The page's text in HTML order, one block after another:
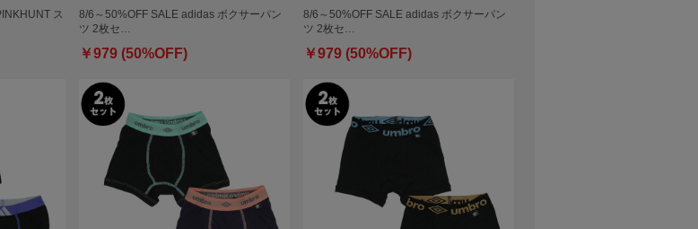
ス
8/6～50%OFF SALE adidas ボクサーパン
ツ 2枚セ…
￥979 (50%OFF)
8/6～50%OFF SALE adidas ボクサーパン
ツ 2枚セ…
￥979 (50%OFF)